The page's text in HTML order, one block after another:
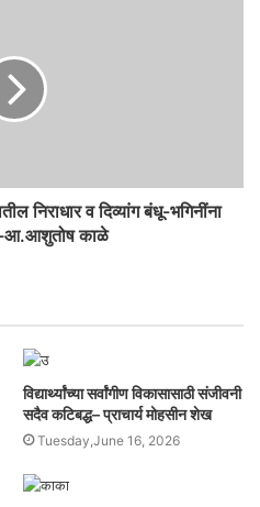
निराधार व दिव्यांग बंधू-भगिनींना
-आ.आशुतोष काळे
विद्यार्थ्यांच्या सर्वांगीण विकासासाठी संजीवनी
सदैव कटिबद्ध– प्राचार्य मोहसीन शेख
Tuesday,June 16, 2026